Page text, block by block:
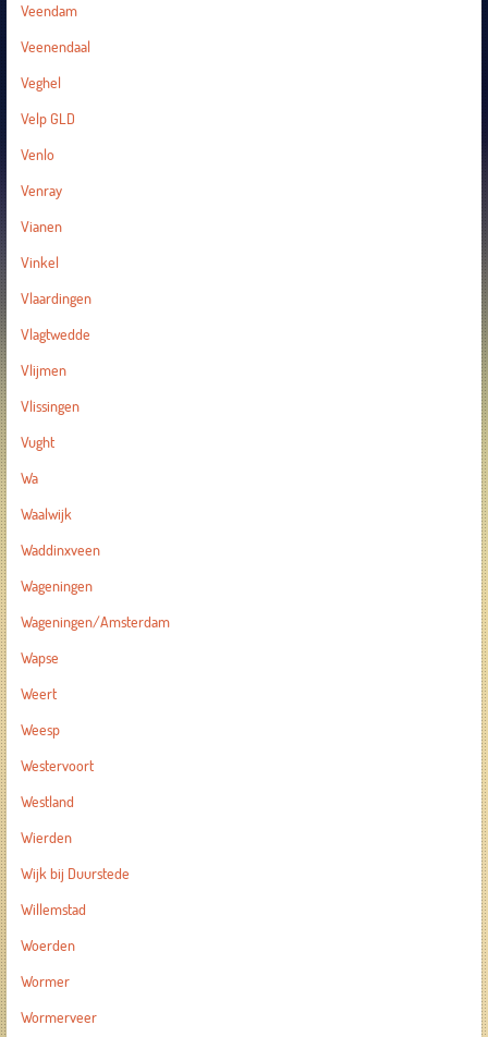
Veendam
Veenendaal
Veghel
Velp GLD
Venlo
Venray
Vianen
Vinkel
Vlaardingen
Vlagtwedde
Vlijmen
Vlissingen
Vught
Wa
Waalwijk
Waddinxveen
Wageningen
Wageningen/Amsterdam
Wapse
Weert
Weesp
Westervoort
Westland
Wierden
Wijk bij Duurstede
Willemstad
Woerden
Wormer
Wormerveer